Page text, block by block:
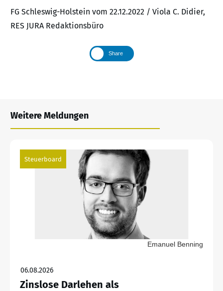
FG Schleswig-Holstein vom 22.12.2022 / Viola C. Didier,
RES JURA Redaktionsbüro
Share
Weitere Meldungen
Steuerboard
Emanuel Benning
06.08.2026
Zinslose Darlehen als